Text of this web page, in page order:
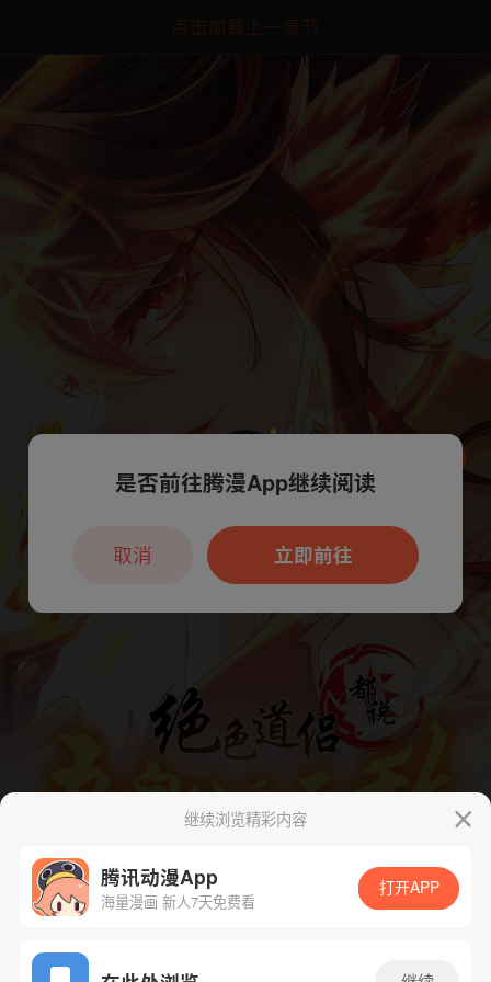
点击加载上一章节
App免费看
继续浏览精彩内容
腾讯动漫App
海量漫画 新人7天免费看
打开APP
本章节仅支持App阅读，可打开App新用
户7天免费看
是否前往腾漫App继续阅读
立即前往
取消